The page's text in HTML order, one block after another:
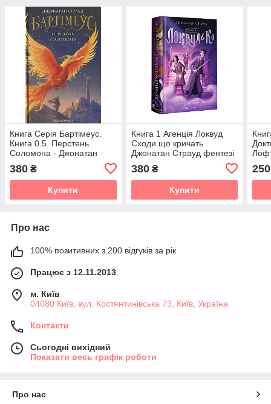
Книга Серія Бартімеус.
Книга 0.5. Перстень
Соломона - Джонатан
380 ₴
Купити
Книга 1 Агенція Локвуд
Сходи що кричать
Джонатан Страуд фентезі
380₴
Купити
250
Про нас
100% позитивних з 200 відгуків за рік
Працює з 12.11.2013
м. Київ
04080 Київ, вул. Костянтинівська 73, Київ, Україна
Контакти
Сьогодні вихідний
Показати весь графік роботи
Про нас